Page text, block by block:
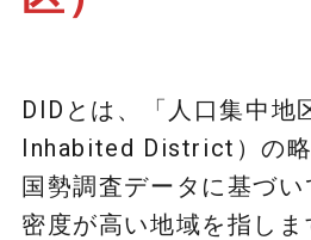
DIDとは、「人口集中地
Inhabited District）の
国勢調査データに基づ
密度が高い地域を指し